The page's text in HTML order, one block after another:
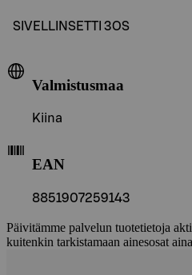
SIVELLINSETTI 3OS
Valmistusmaa
Kiina
EAN
8851907259143
Päivitämme palvelun tuotetietoja
kuitenkin tarkistamaan ainesosat